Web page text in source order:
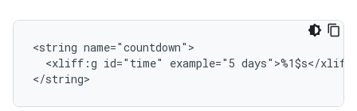
<string
<xliff:g id="time" example="5 days">%1$s</
</string>